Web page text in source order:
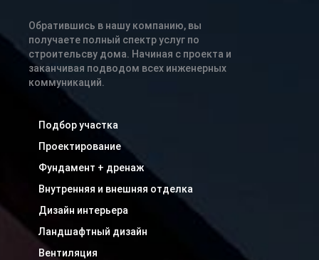
Обратившись в нашу компанию, вы
получаете полный спектр услуг по
строительсву дома. Начиная с проекта и
заканчивая подводом всех инженерных
коммуникаций.
Подбор участка
Проектирование
Фундамент + дренаж
Внутренняя и внешняя отделка
Дизайн интерьера
Ландшафтный дизайн
Вентиляция